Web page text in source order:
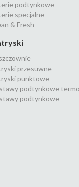
podtynkowe
specjalne
& Fresh
przesuwne
punktowe
podtynkowe
podtynkowe